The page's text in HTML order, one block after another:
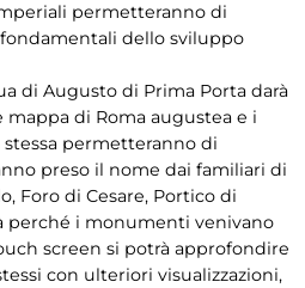
permetteranno di
dello sviluppo
di Augusto di Prima Porta darà
mappa di Roma augustea e i
permetteranno di
preso il nome dai familiari di
Foro di Cesare, Portico di
perché i monumenti venivano
screen si potrà approfondire
con ulteriori visualizzazioni,